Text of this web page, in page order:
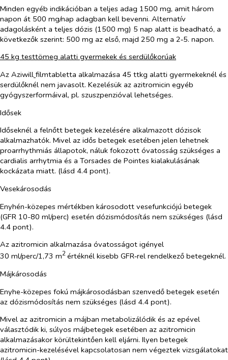
Minden egyéb indikációban a teljes adag 1500 mg, amit három
napon át 500 mg/nap adagban kell bevenni. Alternatív
adagolásként a teljes dózis (1500 mg) 5 nap alatt is beadható, a
következők szerint: 500 mg az első, majd 250 mg a 2‑5. napon.
45 kg testtömeg alatti gyermekek és serdülőkorúak
Az Aziwill filmtabletta alkalmazása 45 ttkg alatti gyermekeknél és
serdülőknél nem javasolt. Kezelésük az azitromicin egyéb
gyógyszerformáival, pl. szuszpenzióval lehetséges.
Idősek
Időseknél a felnőtt betegek kezelésére alkalmazott dózisok
alkalmazhatók. Mivel az idős betegek esetében jelen lehetnek
proarrhythmiás állapotok, náluk fokozott óvatosság szükséges a
cardialis arrhytmia és a Torsades de Pointes kialakulásának
kockázata miatt. (lásd 4.4 pont).
Vesekárosodás
Enyhén-közepes mértékben károsodott vesefunkciójú betegek
(GFR 10-80 ml/perc) esetén dózismódosítás nem szükséges (lásd
4.4 pont).
Az azitromicin alkalmazása óvatosságot igényel
30 ml/perc/1,73 m2értéknél kisebb GFR‑rel rendelkező betegeknél.
Májkárosodás
Enyhe-közepes fokú májkárosodásban szenvedő betegek esetén
az dózismódosítás nem szükséges (lásd 4.4 pont).
Mivel az azitromicin a májban metabolizálódik és az epével
választódik ki, súlyos májbetegek esetében az azitromicin
alkalmazásakor körültekintően kell eljárni. Ilyen betegek
azitromicin-kezelésével kapcsolatosan nem végeztek vizsgálatokat